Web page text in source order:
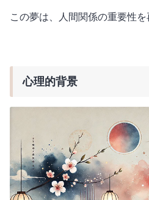
この夢は、人間関係の重要性を
心理的背景